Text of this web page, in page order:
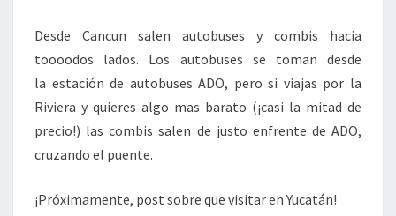
Desde Cancun salen autobuses y combis hacia
toooodos lados. Los autobuses se toman desde
la estación de autobuses ADO, pero si viajas por la
Riviera y quieres algo mas barato (¡casi la mitad de
precio!) las combis salen de justo enfrente de ADO,
cruzando el puente.
¡Próximamente, post sobre que visitar en Yucatán!